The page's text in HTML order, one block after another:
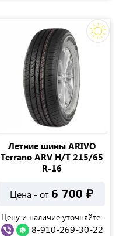
Летние шины ARIVO
Terrano ARV H/T 215/65
R-16
Цена - от 6 700 ₽
Цену и наличие уточняйте:
8-910-269-30-22